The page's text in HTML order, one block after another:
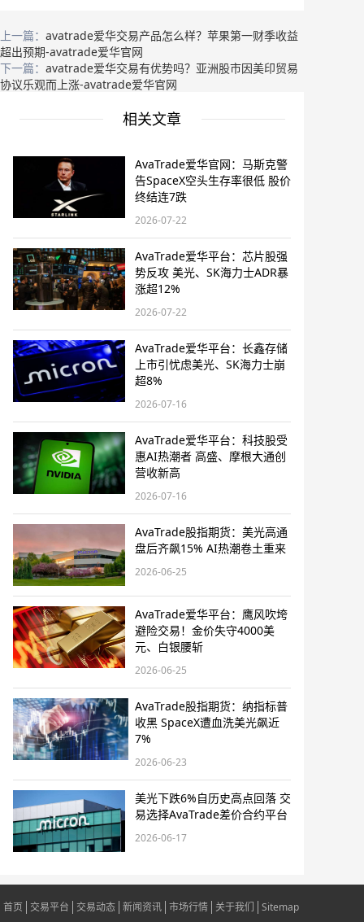
上一篇： avatrade爱华交易产品怎么样？苹果第一财季收益
超出预期-avatrade爱华官网
下一篇： avatrade爱华交易有优势吗？亚洲股市因美印贸易
协议乐观而上涨-avatrade爱华官网
相关文章
AvaTrade爱华官网：马斯克警
告SpaceX空头生存率很低 股价
终结连7跌
2026-07-22
AvaTrade爱华平台：芯片股强
势反攻 美光、SK海力士ADR暴
涨超12%
2026-07-22
AvaTrade爱华平台：长鑫存储
上市引忧虑美光、SK海力士崩
超8%
2026-07-16
AvaTrade爱华平台：科技股受
惠AI热潮者 高盛、摩根大通创
营收新高
2026-07-16
AvaTrade股指期货：美光高通
盘后齐飙15% AI热潮卷土重来
2026-06-25
AvaTrade爱华平台：鹰风吹垮
避险交易！金价失守4000美
元、白银腰斩
2026-06-25
AvaTrade股指期货：纳指标普
收黑 SpaceX遭血洗美光飙近
7%
2026-06-23
美光下跌6%自历史高点回落 交
易选择AvaTrade差价合约平台
2026-06-17
首页 交易平台 交易动态 新闻资讯 市场行情 关于我们 Sitemap